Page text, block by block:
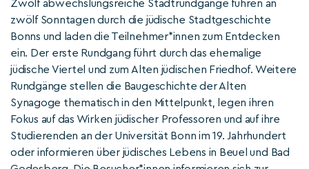
Zwölf abwechslungsreiche Stadtrundgänge führen an
zwölf Sonntagen durch die jüdische Stadtgeschichte
Bonns und laden die Teilnehmer*innen zum Entdecken
ein. Der erste Rundgang führt durch das ehemalige
jüdische Viertel und zum Alten jüdischen Friedhof. Weitere
Rundgänge stellen die Baugeschichte der Alten
Synagoge thematisch in den Mittelpunkt, legen ihren
Fokus auf das Wirken jüdischer Professoren und auf ihre
Studierenden an der Universität Bonn im 19. Jahrhundert
oder informieren über jüdisches Lebens in Beuel und Bad